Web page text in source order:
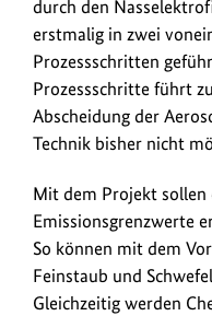
durch den
erstmalig in zwei
Prozessschritten
Prozessschritte führt
Abscheidung der
Technik bisher nicht
Mit dem Projekt sollen
Emissionsgrenzwerte
So können mit dem
Feinstaub und
Gleichzeitig werden